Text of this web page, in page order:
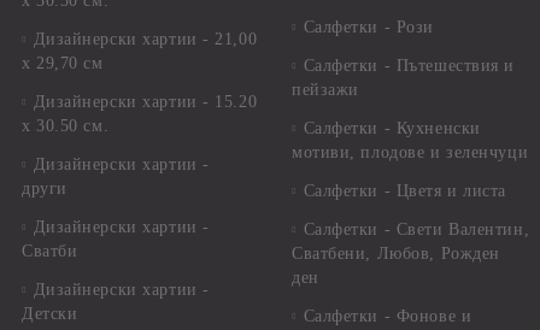
Дизайнерски хартии - 21,00
х 29,70 см
Дизайнерски хартии - 15.20
x 30.50 см.
Дизайнерски хартии -
други
Дизайнерски хартии -
Сватби
Дизайнерски хартии -
Детски
Салфетки - Рози
Салфетки - Пътешествия и
пейзажи
Салфетки - Кухненски
мотиви, плодове и зеленчуци
Салфетки - Цветя и листа
Салфетки - Свети Валентин,
Сватбени, Любов, Рожден
ден
Салфетки - Фонове и